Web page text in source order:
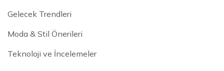
Gelecek Trendleri
Moda & Stil Önerileri
Teknoloji ve İncelemeler